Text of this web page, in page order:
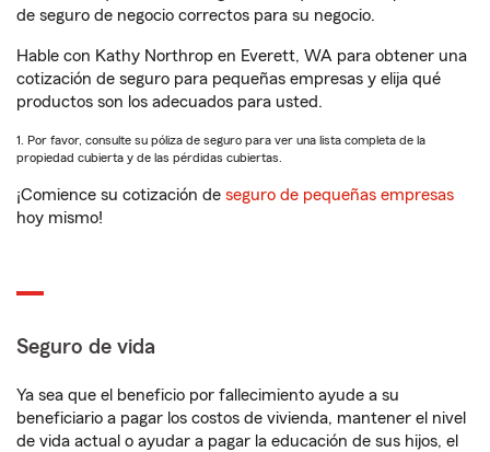
de seguro de negocio correctos para su negocio.
Hable con Kathy Northrop en Everett, WA para obtener una
cotización de seguro para pequeñas empresas y elija qué
productos son los adecuados para usted.
1. Por favor, consulte su póliza de seguro para ver una lista completa de la
propiedad cubierta y de las pérdidas cubiertas.
¡Comience su cotización de seguro de pequeñas empresas
hoy mismo!
Seguro de vida
Ya sea que el beneficio por fallecimiento ayude a su
beneficiario a pagar los costos de vivienda, mantener el nivel
de vida actual o ayudar a pagar la educación de sus hijos, el